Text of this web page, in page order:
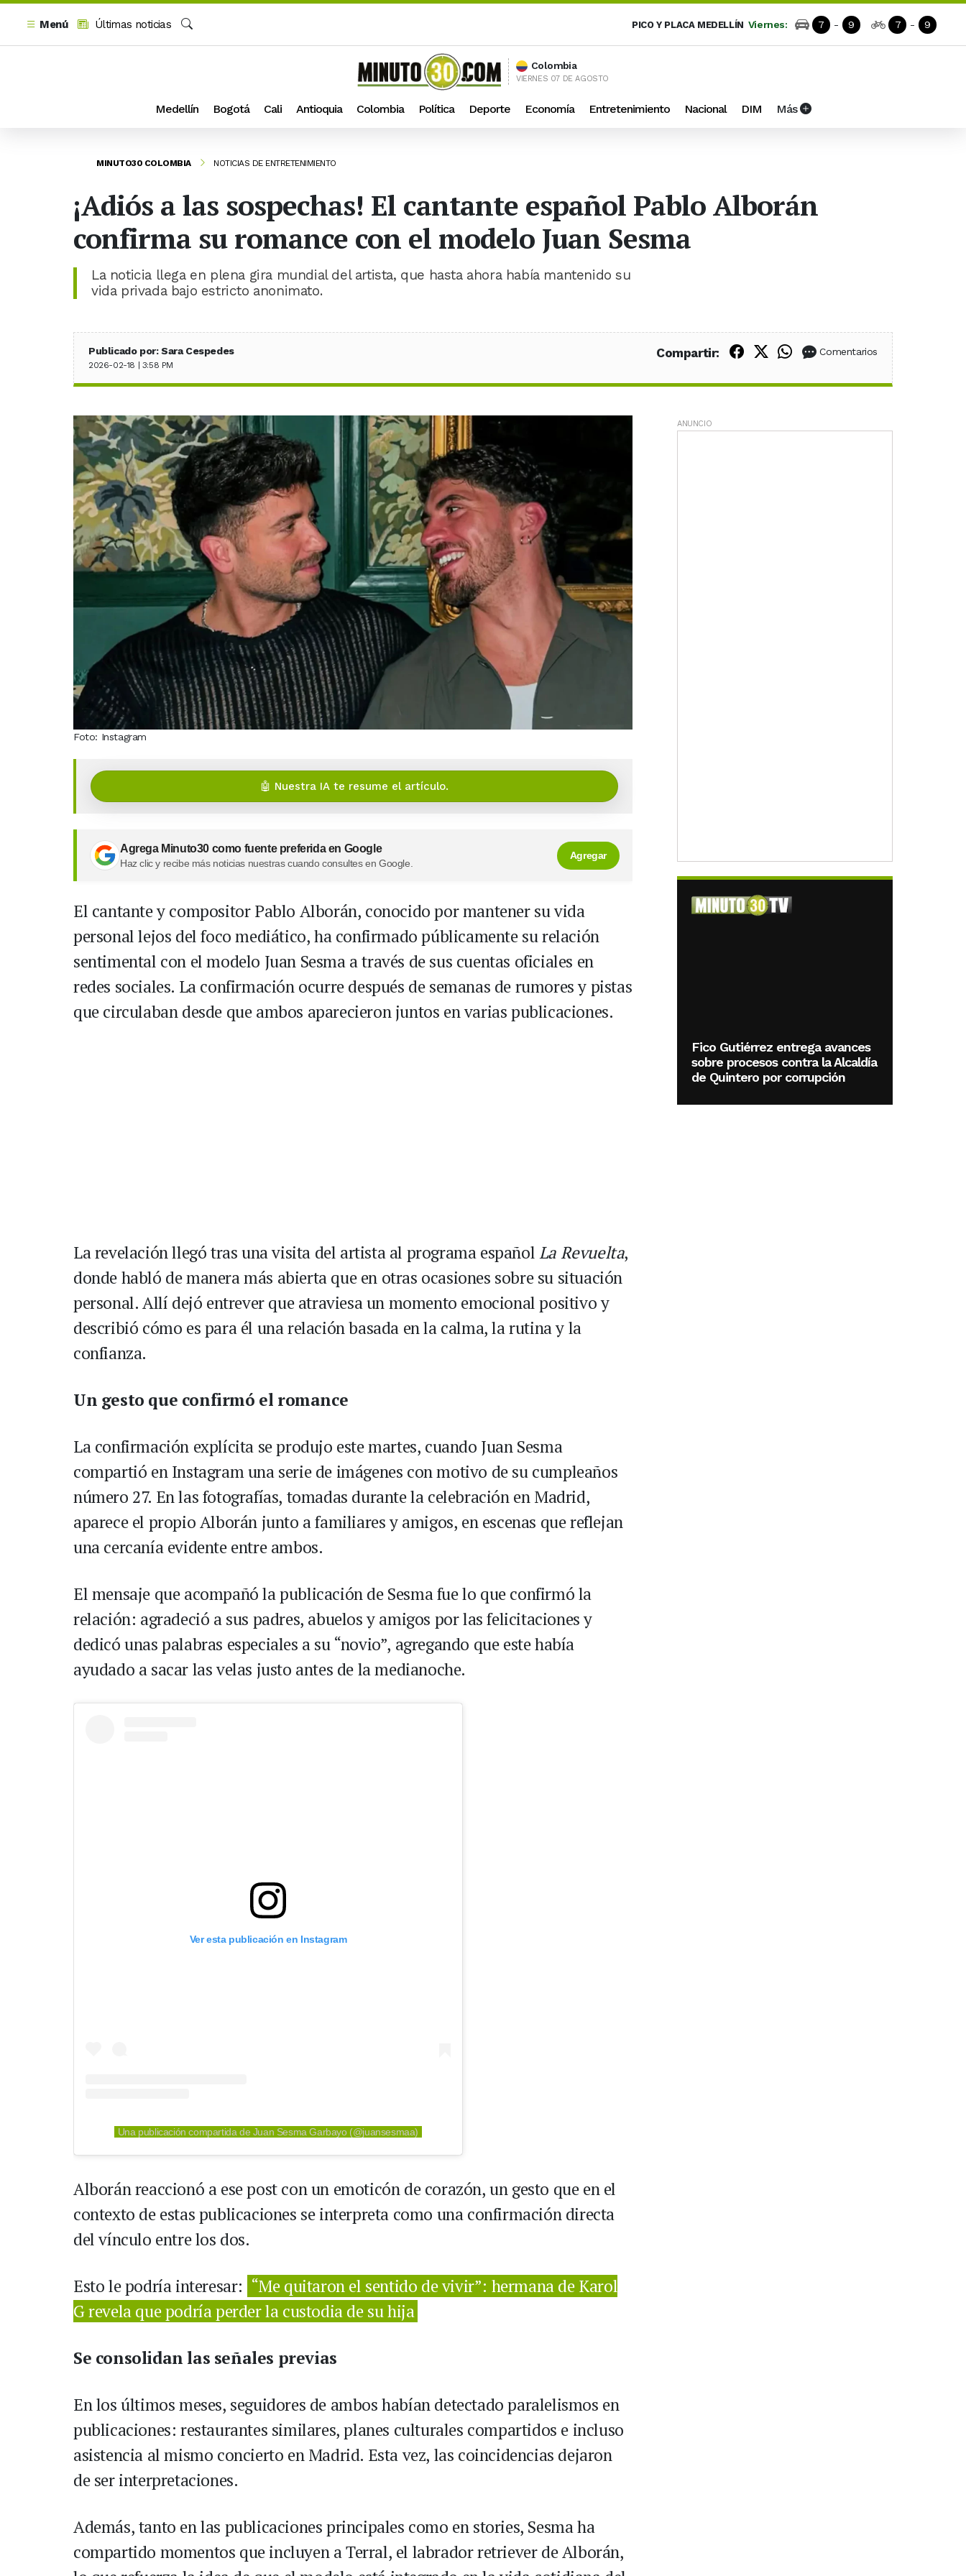
Menú
Últimas noticias
PICO Y PLACA MEDELLÍN Viernes: 7 - 9 7 - 9
Colombia
VIERNES 07 DE AGOSTO
Medellín Bogotá Cali Antioquia Colombia Política Deporte Economía Entretenimiento Nacional DIM Más
MINUTO30 COLOMBIA NOTICIAS DE ENTRETENIMIENTO
¡Adiós a las sospechas! El cantante español Pablo Alborán
confirma su romance con el modelo Juan Sesma
La noticia llega en plena gira mundial del artista, que hasta ahora había mantenido su
vida privada bajo estricto anonimato.
Publicado por: Sara Cespedes
2026-02-18 | 3:58 PM
Compartir: Compartir en Facebook
Compartir en X (Twitter)
Compartir en WhatsApp
Comentarios
Foto: Instagram
🤖 Nuestra IA te resume el artículo.
Agrega Minuto30 como fuente preferida en Google
Haz clic y recibe más noticias nuestras cuando consultes en Google.
Agregar
El cantante y compositor Pablo Alborán, conocido por mantener su vida
personal lejos del foco mediático, ha confirmado públicamente su relación
sentimental con el modelo Juan Sesma a través de sus cuentas oficiales en
redes sociales. La confirmación ocurre después de semanas de rumores y pistas
que circulaban desde que ambos aparecieron juntos en varias publicaciones.
La revelación llegó tras una visita del artista al programa españolLa Revuelta,
donde habló de manera más abierta que en otras ocasiones sobre su situación
personal. Allí dejó entrever que atraviesa un momento emocional positivo y
describió cómo es para él una relación basada en la calma, la rutina y la
confianza.
Un gesto que confirmó el romance
La confirmación explícita se produjo este martes, cuando Juan Sesma
compartió en Instagram una serie de imágenes con motivo de su cumpleaños
número 27. En las fotografías, tomadas durante la celebración en Madrid,
aparece el propio Alborán junto a familiares y amigos, en escenas que reflejan
una cercanía evidente entre ambos.
El mensaje que acompañó la publicación de Sesma fue lo que confirmó la
relación: agradeció a sus padres, abuelos y amigos por las felicitaciones y
dedicó unas palabras especiales a su “novio”, agregando que este había
ayudado a sacar las velas justo antes de la medianoche.
Ver esta publicación en Instagram
Una publicación compartida de Juan Sesma Garbayo (@juansesmaa)
Alborán reaccionó a ese post con un emoticón de corazón, un gesto que en el
contexto de estas publicaciones se interpreta como una confirmación directa
del vínculo entre los dos.
Esto le podría interesar: “Me quitaron el sentido de vivir”: hermana de Karol
G revela que podría perder la custodia de su hija
Se consolidan las señales previas
En los últimos meses, seguidores de ambos habían detectado paralelismos en
publicaciones: restaurantes similares, planes culturales compartidos e incluso
asistencia al mismo concierto en Madrid. Esta vez, las coincidencias dejaron
de ser interpretaciones.
Además, tanto en las publicaciones principales como en stories, Sesma ha
compartido momentos que incluyen a Terral, el labrador retriever de Alborán,
ANUNCIO
Fico Gutiérrez entrega avances
sobre procesos contra la Alcaldía
de Quintero por corrupción